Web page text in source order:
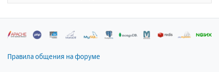
н
ч
Правила общения на форуме